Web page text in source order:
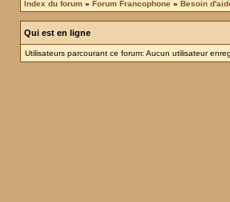
Index du forum » Forum Francophone » Besoin
Qui est en ligne
Utilisateurs parcourant ce forum: Aucun utilisateur